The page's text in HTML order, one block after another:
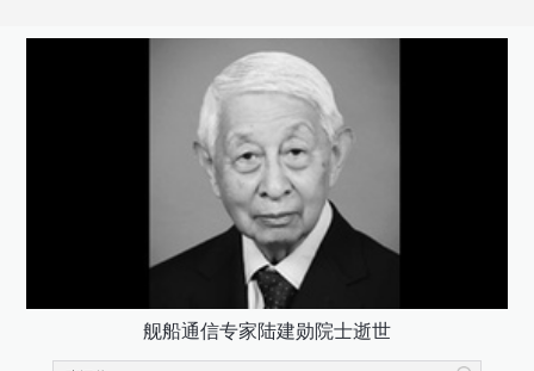
舰船通信专家陆建勋院士逝世